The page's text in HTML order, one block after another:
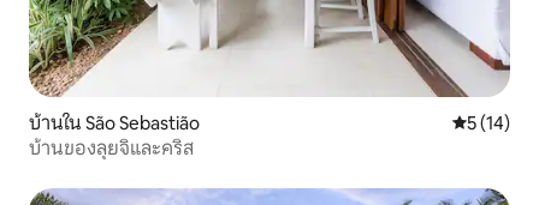
บ้านใน São Sebastião คะแนนเฉลี่
5 (14)
บ้านของลุยจิและคริส